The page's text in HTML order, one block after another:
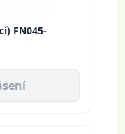
FN045-